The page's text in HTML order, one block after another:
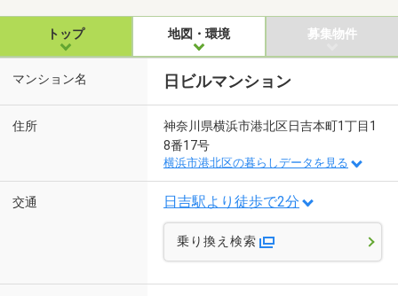
トップ 地図・環境 募集物件
マンション名 日ビルマンション
住所
神奈川県横浜市港北区日吉本町1丁目1
8番17号
横浜市港北区の暮らしデータを見る
交通 日吉駅より徒歩で2分
乗り換え検索